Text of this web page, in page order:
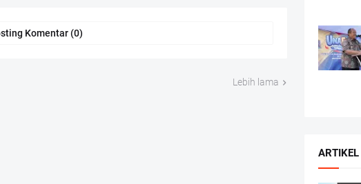
Komentar (0)
Lebih lama
ARTIKEL